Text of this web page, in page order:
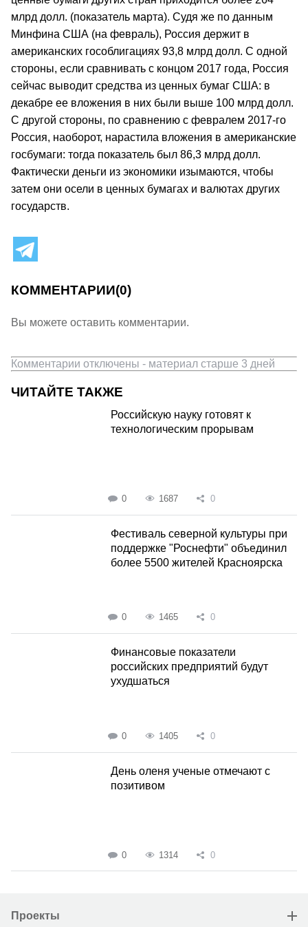
млрд долл. (показатель марта). Судя же по данным
Минфина США (на февраль), Россия держит в
американских гособлигациях 93,8 млрд долл. С одной
стороны, если сравнивать с концом 2017 года, Россия
сейчас выводит средства из ценных бумаг США: в
декабре ее вложения в них были выше 100 млрд долл.
С другой стороны, по сравнению с февралем 2017-го
Россия, наоборот, нарастила вложения в американские
госбумаги: тогда показатель был 86,3 млрд долл.
Фактически деньги из экономики изымаются, чтобы
затем они осели в ценных бумагах и валютах других
государств.
КОММЕНТАРИИ(0)
Вы можете оставить комментарии.
Комментарии отключены - материал старше 3 дней
ЧИТАЙТЕ ТАКЖЕ
Российскую науку готовят к
технологическим прорывам
0 1687 0
Фестиваль северной культуры при
поддержке "Роснефти" объединил
более 5500 жителей Красноярска
0 1465 0
Финансовые показатели
российских предприятий будут
ухудшаться
0 1405 0
День оленя ученые отмечают с
позитивом
0 1314 0
Проекты